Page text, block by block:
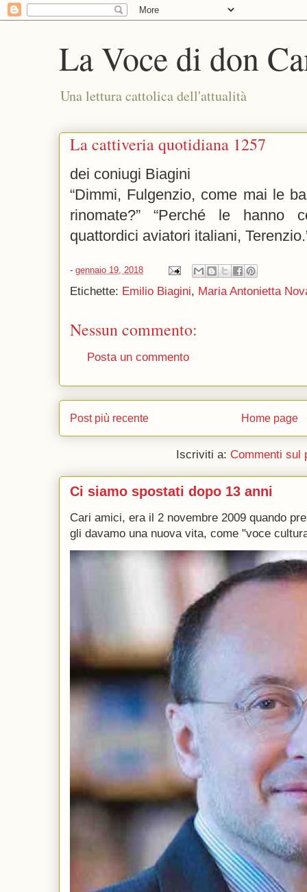
La Voce di don
Una lettura cattolica dell'attualità
La cattiveria quotidiana 1257
dei coniugi Biagini
“Dimmi, Fulgenzio, come mai le
rinomate?” “Perché le hanno
quattordici aviatori italiani,
- gennaio 19, 2018
Etichette: Emilio Biagini, Maria Antonietta
Nessun commento:
Posta un commento
Post più recente Home page
Iscriviti a: Commenti sul
Ci siamo spostati dopo 13 anni
Cari amici, era il 2 novembre 2009 quando
gli davamo una nuova vita, come "voce